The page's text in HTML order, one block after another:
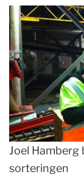
Joel Hamberg
sorteringen